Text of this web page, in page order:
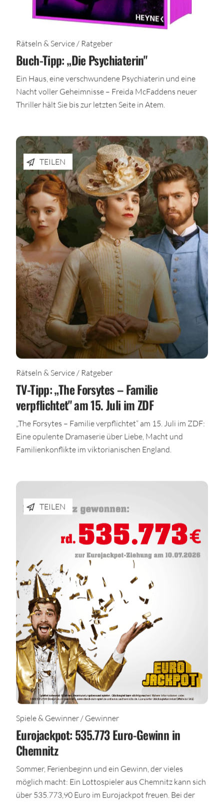
Rätseln & Service / Ratgeber
Buch-Tipp: „Die Psychiaterin"
Ein Haus, eine verschwundene Psychiaterin und eine
Nacht voller Geheimnisse – Freida McFaddens neuer
Thriller hält Sie bis zur letzten Seite in Atem.
TEILEN
Rätseln & Service / Ratgeber
TV-Tipp: „The Forsytes – Familie
verpflichtet" am 15. Juli im ZDF
„The Forsytes – Familie verpflichtet“ am 15. Juli im ZDF:
Eine opulente Dramaserie über Liebe, Macht und
Familienkonflikte im viktorianischen England.
TEILEN
Spiele & Gewinner / Gewinner
Eurojackpot: 535.773 Euro-Gewinn in
Chemnitz
Sommer, Ferienbeginn und ein Gewinn, der vieles
möglich macht: Ein Lottospieler aus Chemnitz kann sich
über 535.773,90 Euro im Eurojackpot freuen. Bei der